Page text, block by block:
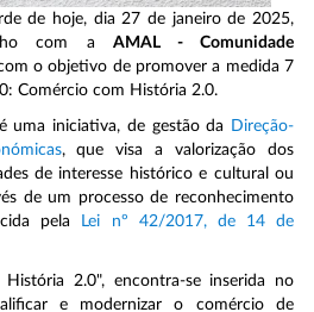
de hoje, dia 27 de janeiro de 2025,
com a AMAL - Comunidade
o objetivo de promover a medida 7
Comércio com História 2.0.
uma iniciativa, de gestão da
Direção-
, que visa a valorização dos
de interesse histórico e cultural ou
de um processo de reconhecimento
pela
Lei nº 42/2017, de 14 de
2.0", encontra-se inserida no
e modernizar o comércio de